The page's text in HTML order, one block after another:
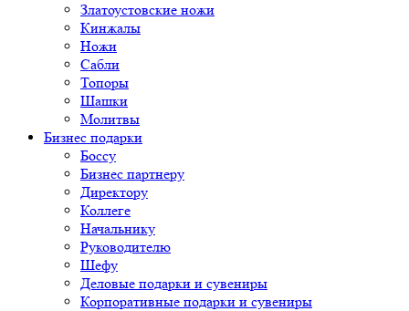
Златоустовские ножи
Кинжалы
Ножи
Сабли
Топоры
Шашки
Молитвы
Бизнес подарки
Боссу
Бизнес партнеру
Директору
Коллеге
Начальнику
Руководителю
Шефу
Деловые подарки и сувениры
Корпоративные подарки и сувениры